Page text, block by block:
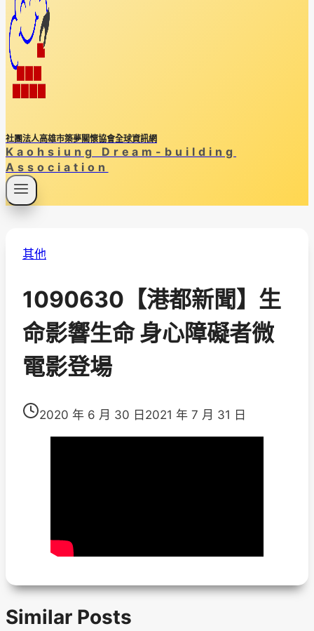
社團法人高雄市築夢關懷協會全球資訊網
Kaohsiung Dream-building
Association
其他
1090630【港都新聞】生
命影響生命 身心障礙者微
電影登場
2020 年 6 月 30 日 2021 年 7 月 31 日
Similar Posts